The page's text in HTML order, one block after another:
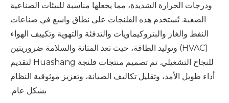
ودرجات الحرارة الشديدة، مما يجعلها مناسبة للبيئات الصناعية
الصعبة. تُستخدم هذه الفلنجات على نطاق واسع في صناعات
النفط والغاز والبتروكيماويات والتدفئة والتهوية وتكييف الهواء
(HVAC) وتوليد الطاقة، حيث تعد المتانة والسلامة ضروريتين
للنجاح التشغيلي. تم تصميم منتجات فلنجة Huashang لتقديم
أداء طويل الأمد، وتقليل تكاليف الصيانة، وتعزيز موثوقية النظام
بشكل عام.